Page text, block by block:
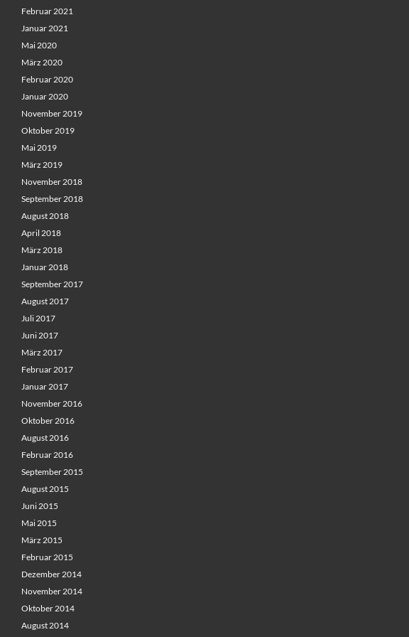
Februar 2021
Januar 2021
Mai 2020
März 2020
Februar 2020
Januar 2020
November 2019
Oktober 2019
Mai 2019
März 2019
November 2018
September 2018
August 2018
April 2018
März 2018
Januar 2018
September 2017
August 2017
Juli 2017
Juni 2017
März 2017
Februar 2017
Januar 2017
November 2016
Oktober 2016
August 2016
Februar 2016
September 2015
August 2015
Juni 2015
Mai 2015
März 2015
Februar 2015
Dezember 2014
November 2014
Oktober 2014
August 2014